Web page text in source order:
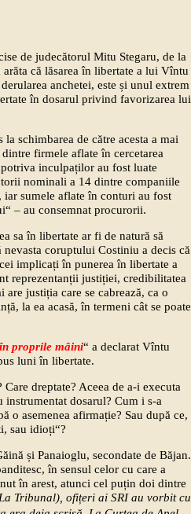
de judecătorul Mitu Stegaru, de la
că lăsarea în libertate a lui Vîntu
anchetei, este și unul extrem
în dosarul privind favorizarea lui
schimbarea de către acesta a mai
firmele aflate în cercetarea
inculpaților au fost luate
nominali a 14 dintre companiile
sumele aflate în conturi au fost
– au consemnat procurorii.
sa în libertate ar fi de natură să
coruptului Costiniu a decis că
implicați în punerea în libertate a
reprezentanții justiției, credibilitatea
justiția care se cabrează, ca o
la ea acasă, în termeni cât se poate
proprile mâini“ a declarat Vîntu
luni în libertate.
dreptate? Aceea de a-i executa
dosarul? Cum i s-a
o asemenea afirmație? Sau după ce,
sau idioți“?
și Panaioglu, secondate de Băjan.
în sensul celor cu care a
în arest, atunci cel puțin doi dintre
Tribunal), ofițeri ai SRI au vorbit cu